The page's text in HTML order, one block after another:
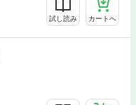
試し読み カートへ